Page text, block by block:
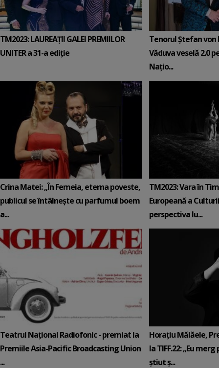
TM2023: LAUREAȚII GALEI PREMIILOR
UNITER a 31-a ediție
Tenorul Ştefan von
Văduva veselă 2.0
Naţio...
Crina Matei: „În Femeia, eterna poveste,
publicul se întâlnește cu parfumul boem
a...
TM2023: Vara în
Europeană a
perspectiva lu...
Teatrul Național Radiofonic - premiat la
Premiile Asia-Pacific Broadcasting Union
...
Horațiu Mălăele,
la TIFF.22: „Eu
știut ș...